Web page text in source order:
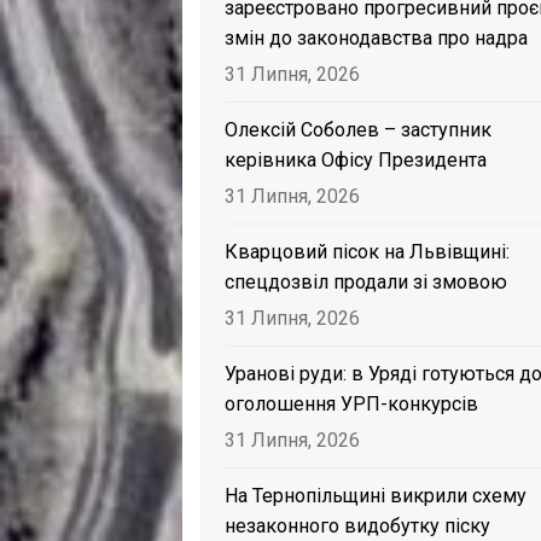
зареєстровано прогресивний
змін до законодавства про надра
31 Липня, 2026
Олексій Соболев – заступник
керівника Офісу Президента
31 Липня, 2026
Кварцовий пісок на Львівщині:
спецдозвіл продали зі змовою
31 Липня, 2026
Уранові руди: в Уряді готуються до
оголошення УРП-конкурсів
31 Липня, 2026
На Тернопільщині викрили схему
незаконного видобутку піску